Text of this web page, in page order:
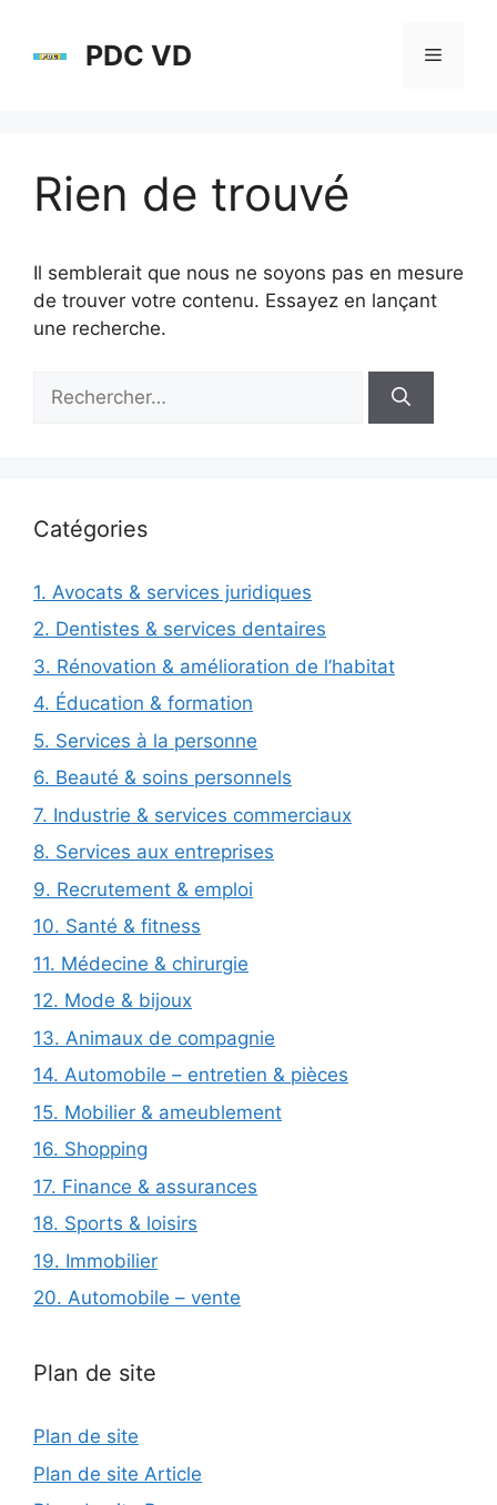
PDC VD Menu
Rien de trouvé
Il semblerait que nous ne soyons pas en mesure
de trouver votre contenu. Essayez en lançant
une recherche.
Catégories
1. Avocats & services juridiques
2. Dentistes & services dentaires
3. Rénovation & amélioration de l’habitat
4. Éducation & formation
5. Services à la personne
6. Beauté & soins personnels
7. Industrie & services commerciaux
8. Services aux entreprises
9. Recrutement & emploi
10. Santé & fitness
11. Médecine & chirurgie
12. Mode & bijoux
13. Animaux de compagnie
14. Automobile – entretien & pièces
15. Mobilier & ameublement
16. Shopping
17. Finance & assurances
18. Sports & loisirs
19. Immobilier
20. Automobile – vente
Plan de site
Plan de site
Plan de site Article